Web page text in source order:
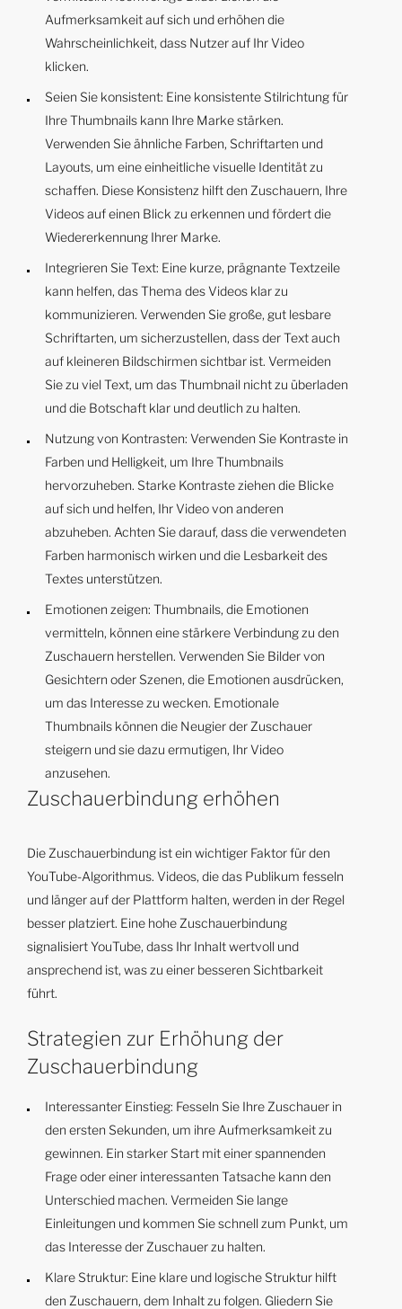
Aufmerksamkeit auf sich und erhöhen die
Wahrscheinlichkeit, dass Nutzer auf Ihr Video
klicken.
Seien Sie konsistent: Eine konsistente Stilrichtung für
Ihre Thumbnails kann Ihre Marke stärken.
Verwenden Sie ähnliche Farben, Schriftarten und
Layouts, um eine einheitliche visuelle Identität zu
schaffen. Diese Konsistenz hilft den Zuschauern, Ihre
Videos auf einen Blick zu erkennen und fördert die
Wiedererkennung Ihrer Marke.
Integrieren Sie Text: Eine kurze, prägnante Textzeile
kann helfen, das Thema des Videos klar zu
kommunizieren. Verwenden Sie große, gut lesbare
Schriftarten, um sicherzustellen, dass der Text auch
auf kleineren Bildschirmen sichtbar ist. Vermeiden
Sie zu viel Text, um das Thumbnail nicht zu überladen
und die Botschaft klar und deutlich zu halten.
Nutzung von Kontrasten: Verwenden Sie Kontraste in
Farben und Helligkeit, um Ihre Thumbnails
hervorzuheben. Starke Kontraste ziehen die Blicke
auf sich und helfen, Ihr Video von anderen
abzuheben. Achten Sie darauf, dass die verwendeten
Farben harmonisch wirken und die Lesbarkeit des
Textes unterstützen.
Emotionen zeigen: Thumbnails, die Emotionen
vermitteln, können eine stärkere Verbindung zu den
Zuschauern herstellen. Verwenden Sie Bilder von
Gesichtern oder Szenen, die Emotionen ausdrücken,
um das Interesse zu wecken. Emotionale
Thumbnails können die Neugier der Zuschauer
steigern und sie dazu ermutigen, Ihr Video
anzusehen.
Zuschauerbindung erhöhen
Die Zuschauerbindung ist ein wichtiger Faktor für den
YouTube-Algorithmus. Videos, die das Publikum fesseln
und länger auf der Plattform halten, werden in der Regel
besser platziert. Eine hohe Zuschauerbindung
signalisiert YouTube, dass Ihr Inhalt wertvoll und
ansprechend ist, was zu einer besseren Sichtbarkeit
führt.
Strategien zur Erhöhung der
Zuschauerbindung
Interessanter Einstieg: Fesseln Sie Ihre Zuschauer in
den ersten Sekunden, um ihre Aufmerksamkeit zu
gewinnen. Ein starker Start mit einer spannenden
Frage oder einer interessanten Tatsache kann den
Unterschied machen. Vermeiden Sie lange
Einleitungen und kommen Sie schnell zum Punkt, um
das Interesse der Zuschauer zu halten.
Klare Struktur: Eine klare und logische Struktur hilft
den Zuschauern, dem Inhalt zu folgen. Gliedern Sie